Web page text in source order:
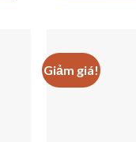
Giảm giá!